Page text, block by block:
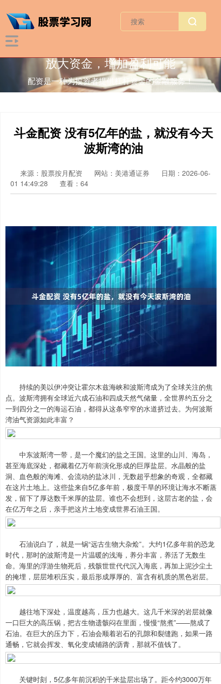
放大资金，增加盈利可能
配资是一种为投资者提供杠杆资金的金融服务！
斗金配资 没有5亿年的盐，就没有今天
波斯湾的油
来源：股票按月配资 网站：美港通证券
日期：2026-06-
01 14:49:28
查看：64
持续的美以伊冲突让霍尔木兹海峡和波斯湾成为了全球关注的焦
点。波斯湾拥有全球近六成石油和四成天然气储量，全世界约五分之
一到四分之一的海运石油，都得从这条窄窄的水道挤过去。为何波斯
湾油气资源如此丰富？
中东波斯湾一带，是一个魔幻的盐之王国。这里的山川、海岛，
甚至海底深处，都藏着亿万年前演化形成的巨厚盐层。水晶般的盐
洞、血色般的海滩、会流动的盐冰川，无数超乎想象的奇观，全都藏
在这片土地上。这些盐来自5亿多年前，极度干旱的环境让海水不断蒸
发，留下了厚达数千米厚的盐层。谁也不会想到，这层古老的盐，会
在亿万年之后，亲手把这片土地变成世界石油王国。
石油说白了，就是一锅“远古生物大杂烩”。大约1亿多年前的恐龙
时代，那时的波斯湾是一片温暖的浅海，养分丰富，养活了无数生
命。海里的浮游生物死后，残骸世世代代沉入海底，再加上泥沙尘土
的掩埋，层层堆积压实，最后形成厚厚的、富含有机质的黑色岩层。
越往地下深处，温度越高，压力也越大。这几千米深的岩层就像
一口巨大的高压锅，把古生物遗骸闷在里面，慢慢“熬煮”——熬成了
石油。在巨大的压力下，石油会顺着岩石的孔隙和裂缝跑，如果一路
通畅，它就会挥发、氧化变成铺路的沥青，那就不值钱了。
关键时刻，5亿多年前沉积的千米盐层出场了。距今约3000万年